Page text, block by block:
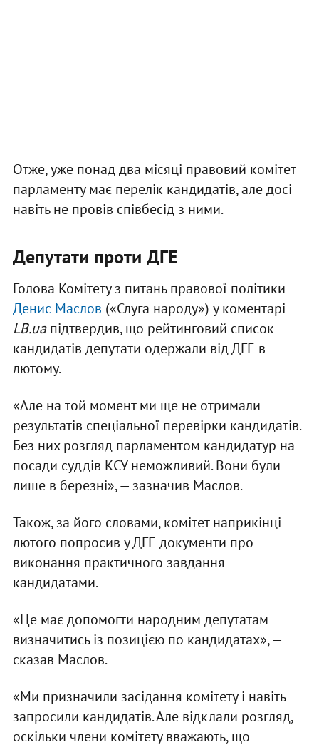
Отже, уже понад два місяці правовий комітет
парламенту має перелік кандидатів, але досі
навіть не провів співбесід з ними.
Депутати проти ДГЕ
Голова Комітету з питань правової політики
Денис Маслов («Слуга народу») у коментарі
LB.uaпідтвердив, що рейтинговий список
кандидатів депутати одержали від ДГЕ в
лютому.
«Але на той момент ми ще не отримали
результатів спеціальної перевірки кандидатів.
Без них розгляд парламентом кандидатур на
посади суддів КСУ неможливий. Вони були
лише в березні», — зазначив Маслов.
Також, за його словами, комітет наприкінці
лютого попросив у ДГЕ документи про
виконання практичного завдання
кандидатами.
«Це має допомогти народним депутатам
визначитись із позицією по кандидатах», —
сказав Маслов.
«Ми призначили засідання комітету і навіть
запросили кандидатів. Але відклали розгляд,
оскільки члени комітету вважають, що